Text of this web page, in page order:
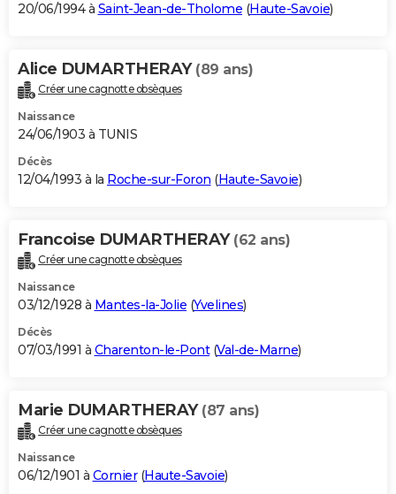
20/06/1994 à Saint-Jean-de-Tholome (Haute-Savoie)
Alice DUMARTHERAY (89 ans)
Créer une cagnotte obsèques
Naissance
24/06/1903 à TUNIS
Décès
12/04/1993 à la Roche-sur-Foron (Haute-Savoie)
Francoise DUMARTHERAY (62 ans)
Créer une cagnotte obsèques
Naissance
03/12/1928 à Mantes-la-Jolie (Yvelines)
Décès
07/03/1991 à Charenton-le-Pont(Val-de-Marne)
Marie DUMARTHERAY (87 ans)
Créer une cagnotte obsèques
Naissance
06/12/1901 à Cornier(Haute-Savoie)